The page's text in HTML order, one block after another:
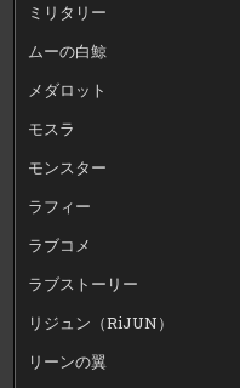
ミリタリー
ムーの白鯨
メダロット
モスラ
モンスター
ラフィー
ラブコメ
ラブストーリー
リジュン（RiJUN）
リーンの翼